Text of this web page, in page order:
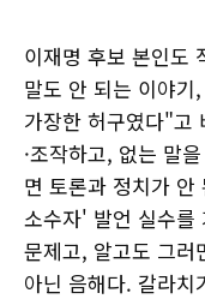
이재명 후보 본인도
말도 안 되는 이야
가장한 허구였다"고
·조작하고, 없는 말
면 토론과 정치가
소수자' 발언 실수를
문제고, 알고도 그러
아닌 음해다. 갈라